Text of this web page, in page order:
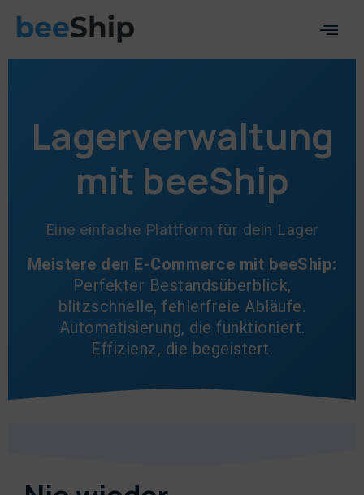
Lagerverwaltung
mit beeShip
Eine einfache Plattform für dein Lager
Meistere den E-Commerce mit beeShip:
Perfekter Bestandsüberblick,
blitzschnelle, fehlerfreie Abläufe.
Automatisierung, die funktioniert.
Effizienz, die begeistert.